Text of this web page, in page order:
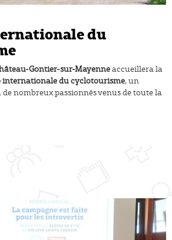
du
Gontier-sur-Mayenneaccueillera la
internationale du cyclotourisme, un
nombreux passionnés venus de toute la